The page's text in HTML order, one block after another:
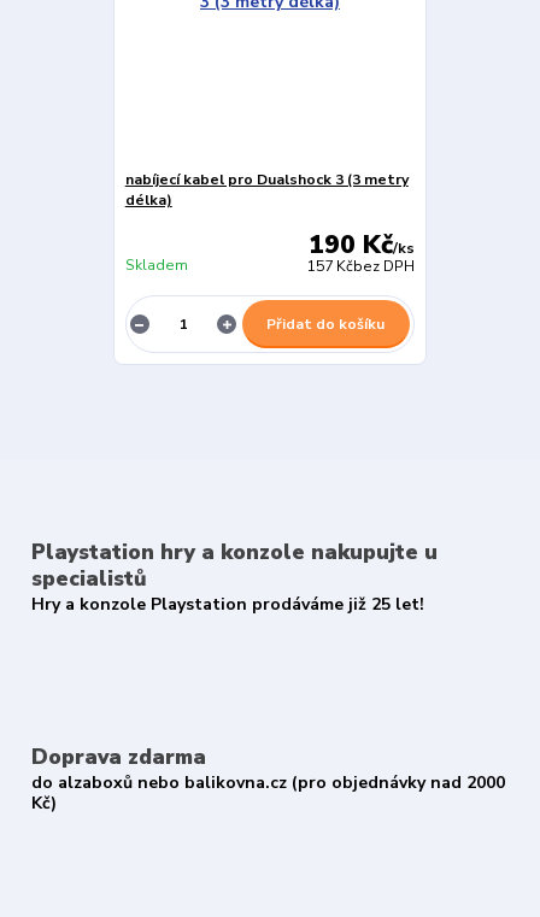
nabíjecí kabel pro Dualshock 3 (3 metry
délka)
190 Kč/ks
157 Kčbez DPH
Skladem
Přidat do košíku
Playstation hry a konzole nakupujte u
specialistů
Hry a konzole Playstation prodáváme již 25 let!
Doprava zdarma
do alzaboxů nebo balikovna.cz (pro objednávky nad 2000
Kč)